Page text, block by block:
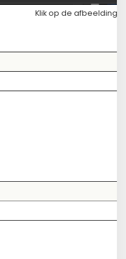
Klik op de afbeelding